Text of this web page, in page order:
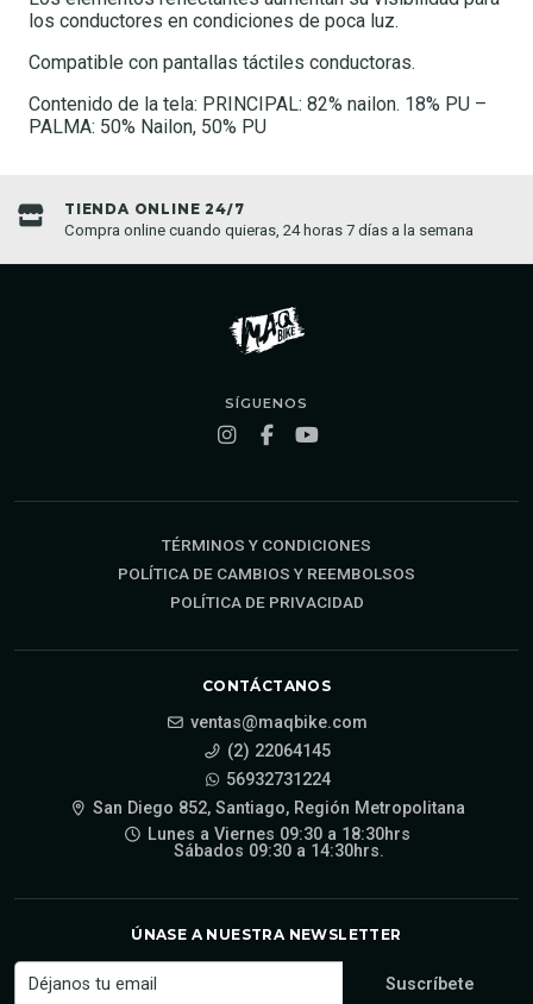
los conductores en condiciones de poca luz.
Compatible con pantallas táctiles conductoras.
Contenido de la tela: PRINCIPAL: 82% nailon. 18% PU –
PALMA: 50% Nailon, 50% PU
TIENDA ONLINE 24/7
Compra online cuando quieras, 24 horas 7 días a la semana
SÍGUENOS
TÉRMINOS Y CONDICIONES
POLÍTICA DE CAMBIOS Y REEMBOLSOS
POLÍTICA DE PRIVACIDAD
CONTÁCTANOS
ventas@maqbike.com
(2) 22064145
56932731224
San Diego 852, Santiago, Región Metropolitana
Lunes a Viernes 09:30 a 18:30hrs
Sábados 09:30 a 14:30hrs.
ÚNASE A NUESTRA NEWSLETTER